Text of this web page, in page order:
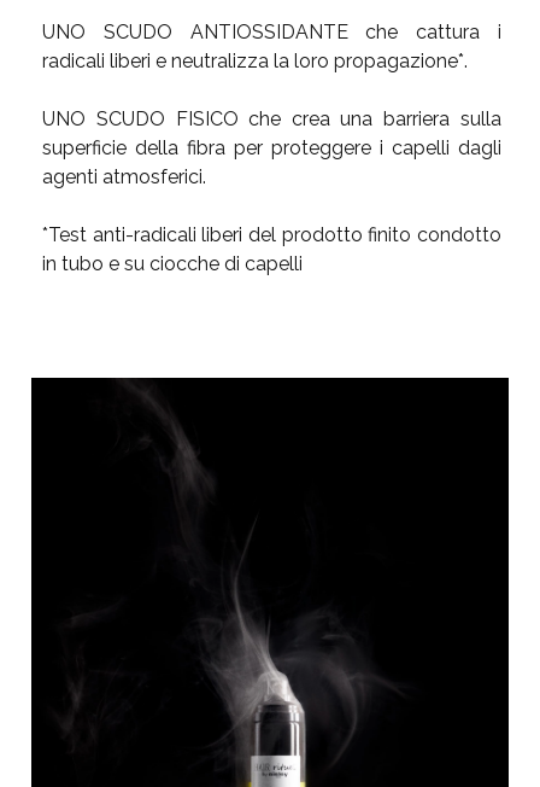
UNO SCUDO ANTIOSSIDANTE che cattura i
radicali liberi e neutralizza la loro propagazione*.
UNO SCUDO FISICO che crea una barriera sulla
superficie della fibra per proteggere i capelli dagli
agenti atmosferici.
*Test anti-radicali liberi del prodotto finito condotto
in tubo e su ciocche di capelli